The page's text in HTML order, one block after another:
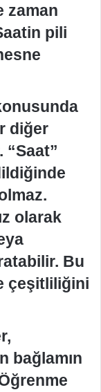
zaman
pili
diğer
olarak
Bu
çeşitliliğini
bağlamın